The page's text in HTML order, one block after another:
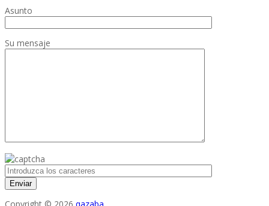
Asunto
Su mensaje
Copyright © 2026 qazaba